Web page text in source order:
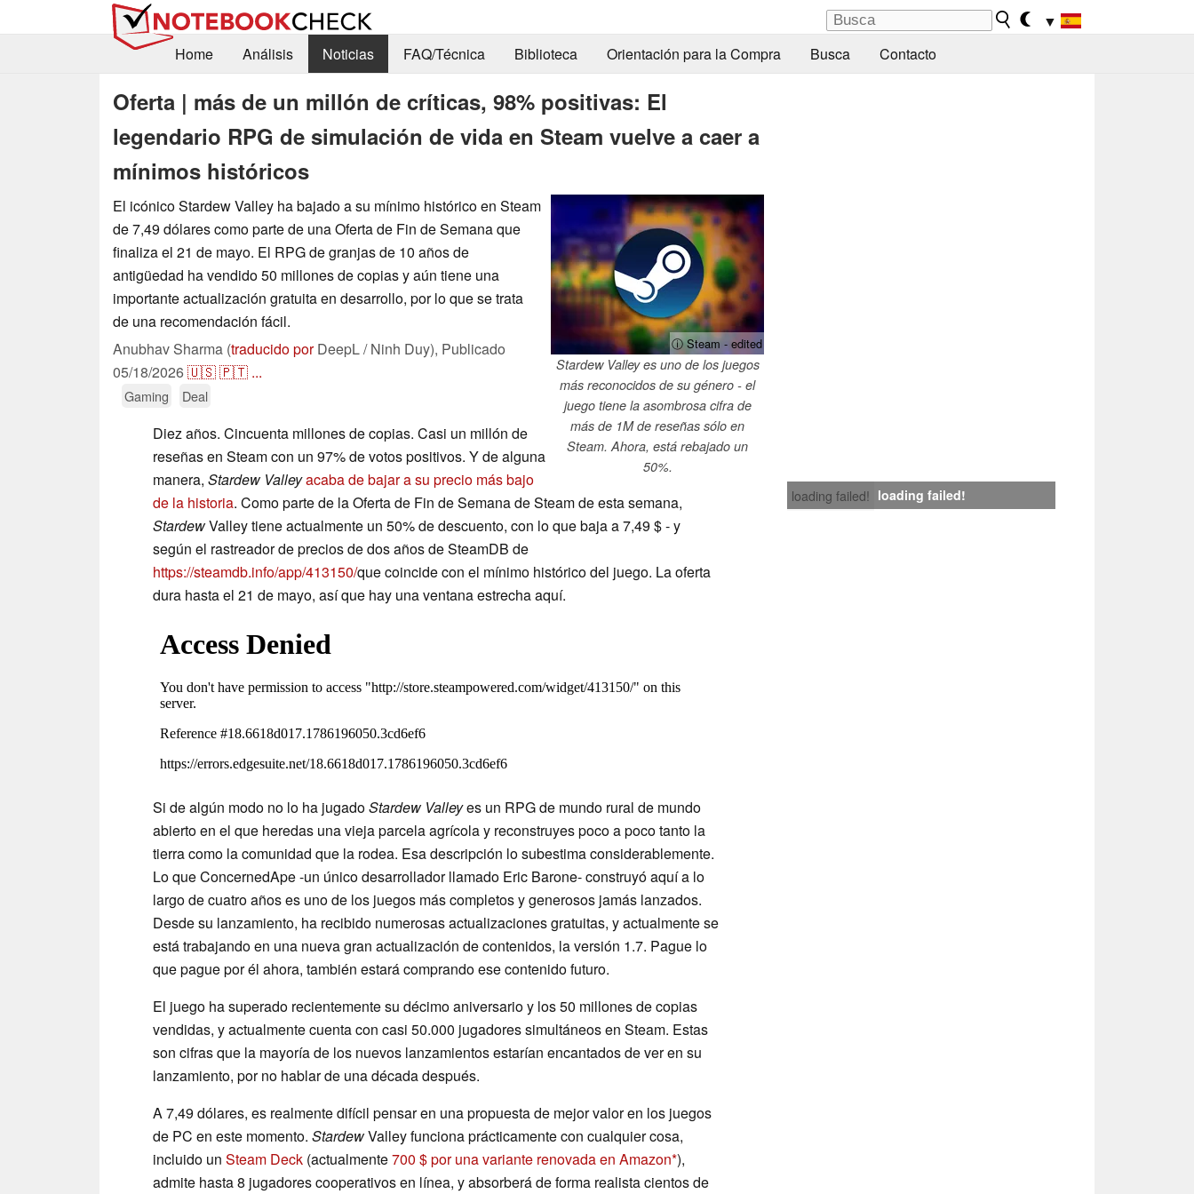
▼
Home
Análisis Noticias FAQ/Técnica Biblioteca Orientación para la Compra Busca Contacto
Oferta | más de un millón de críticas, 98% positivas: El
legendario RPG de simulación de vida en Steam vuelve a caer a
mínimos históricos
ⓘ Steam - edited
Stardew Valley es uno de los juegos
más reconocidos de su género - el
juego tiene la asombrosa cifra de
más de 1M de reseñas sólo en
Steam. Ahora, está rebajado un
50%.
El icónico Stardew Valley ha bajado a su mínimo histórico en Steam
de 7,49 dólares como parte de una Oferta de Fin de Semana que
finaliza el 21 de mayo. El RPG de granjas de 10 años de
antigüedad ha vendido 50 millones de copias y aún tiene una
importante actualización gratuita en desarrollo, por lo que se trata
de una recomendación fácil.
Anubhav Sharma (traducido porDeepL / Ninh Duy), Publicado
05/18/2026🇺🇸🇵🇹 ...
Gaming Deal
loading failed! loading failed!
Diez años. Cincuenta millones de copias. Casi un millón de
reseñas en Steam con un 97% de votos positivos. Y de alguna
manera, Stardew Valleyacaba de bajar a su precio más bajo
de la historia. Como parte de la Oferta de Fin de Semana de Steam de esta semana,
StardewValley tiene actualmente un 50% de descuento, con lo que baja a 7,49 $ - y
según el rastreador de precios de dos años de SteamDB de
https://steamdb.info/app/413150/que coincide con el mínimo histórico del juego. La oferta
dura hasta el 21 de mayo, así que hay una ventana estrecha aquí.
Si de algún modo no lo ha jugadoStardew Valleyes un RPG de mundo rural de mundo
abierto en el que heredas una vieja parcela agrícola y reconstruyes poco a poco tanto la
tierra como la comunidad que la rodea. Esa descripción lo subestima considerablemente.
Lo que ConcernedApe -un único desarrollador llamado Eric Barone- construyó aquí a lo
largo de cuatro años es uno de los juegos más completos y generosos jamás lanzados.
Desde su lanzamiento, ha recibido numerosas actualizaciones gratuitas, y actualmente se
está trabajando en una nueva gran actualización de contenidos, la versión 1.7. Pague lo
que pague por él ahora, también estará comprando ese contenido futuro.
El juego ha superado recientemente su décimo aniversario y los 50 millones de copias
vendidas, y actualmente cuenta con casi 50.000 jugadores simultáneos en Steam. Estas
son cifras que la mayoría de los nuevos lanzamientos estarían encantados de ver en su
lanzamiento, por no hablar de una década después.
A 7,49 dólares, es realmente difícil pensar en una propuesta de mejor valor en los juegos
de PC en este momento. StardewValley funciona prácticamente con cualquier cosa,
incluido un Steam Deck (actualmente700 $ por una variante renovada en Amazon ),
admite hasta 8 jugadores cooperativos en línea, y absorberá de forma realista cientos de